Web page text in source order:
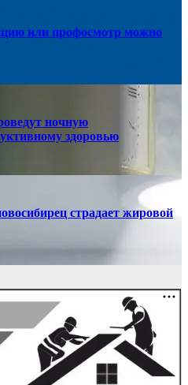
или профосмотр можно
ночную
здоровью
страдает жировой